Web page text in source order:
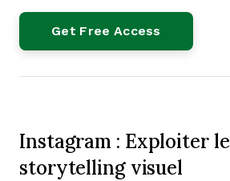
Instagram : Exploiter le
storytelling visuel